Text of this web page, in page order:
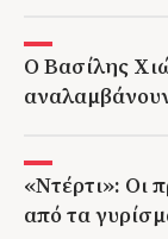
Ο Βασίλης
«Ντέρτι»: Οι
από τα